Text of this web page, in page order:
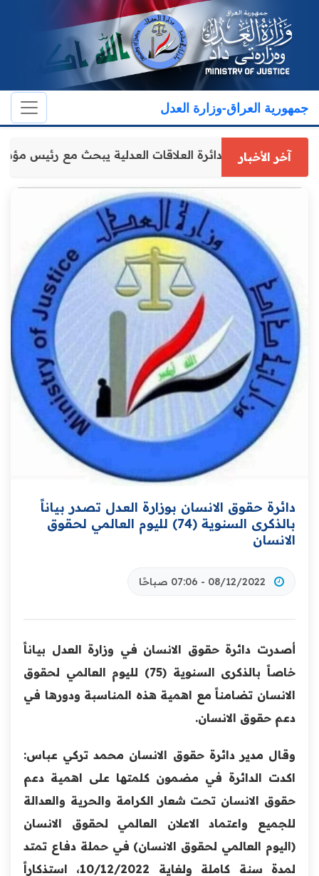
جمهورية العراق-وزارة العدل
آخر الأخبارمدير عام دائرة العلاقات العدلية يبحث مع رئيس
دائرة حقوق الانسان بوزارة العدل تصدر بياناً
بالذكرى السنوية (74) لليوم العالمي لحقوق
الانسان
08/12/2022 - 07:06 صباحًا
أصدرت دائرة حقوق الانسان في وزارة العدل بياناً
خاصاً بالذكرى السنوية (75) لليوم العالمي لحقوق
الانسان تضامناً مع اهمية هذه المناسبة ودورها في
دعم حقوق الانسان.
وقال مدير دائرة حقوق الانسان محمد تركي عباس:
اكدت الدائرة في مضمون كلمتها على اهمية دعم
حقوق الانسان تحت شعار الكرامة والحرية والعدالة
للجميع واعتماد الاعلان العالمي لحقوق الانسان
(اليوم العالمي لحقوق الانسان) في حملة دفاع تمتد
لمدة سنة كاملة ولغاية 10/12/2022، استذكاراً